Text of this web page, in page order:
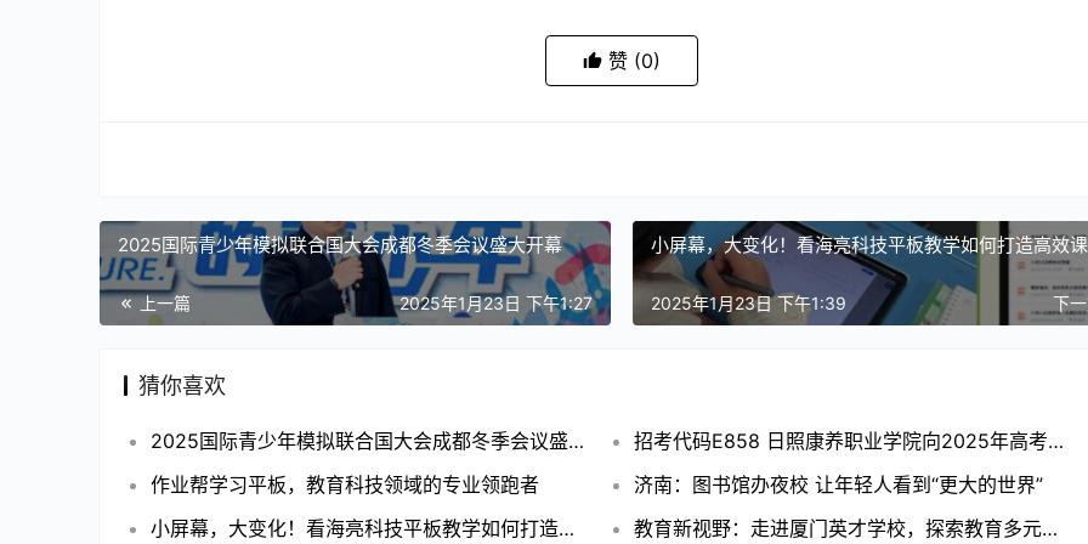
赞 (0)
2025国际青少年模拟联合国大会成都冬季会议盛大开幕
上一篇 2025年1月23日 下午1:27
小屏幕，大变化！看海亮科技平板教学如何打造高效
下
2025年1月23日 下午1:39
猜你喜欢
2025国际青少年模拟联合国大会成都冬季会议盛大开幕
招考代码E858 日照康养职业学院向2025年高考学子发出邀请
作业帮学习平板，教育科技领域的专业领跑者
济南：图书馆办夜校 让年轻人看到“更大的世界”
小屏幕，大变化！看海亮科技平板教学如何打造高效课堂
教育新视野：走进厦门英才学校，探索教育多元魅力——艺术与教育共舞，点亮学子多彩未来